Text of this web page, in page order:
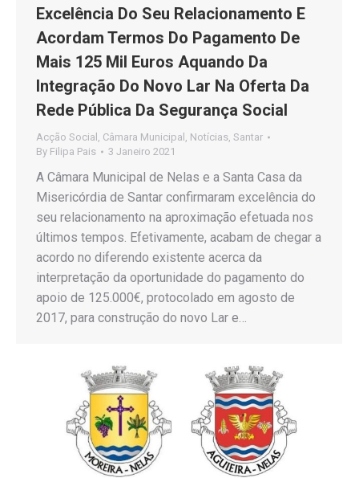
Excelência Do Seu Relacionamento E
Acordam Termos Do Pagamento De
Mais 125 Mil Euros Aquando Da
Integração Do Novo Lar Na Oferta Da
Rede Pública Da Segurança Social
Acção Social Câmara Municipal Notícias Santar
By Filipa Pais 3 Janeiro 2021
A Câmara Municipal de Nelas e a Santa Casa da
Misericórdia de Santar confirmaram excelência do
seu relacionamento na aproximação efetuada nos
últimos tempos. Efetivamente, acabam de chegar a
acordo no diferendo existente acerca da
interpretação da oportunidade do pagamento do
apoio de 125.000€, protocolado em agosto de
2017, para construção do novo Lar e…